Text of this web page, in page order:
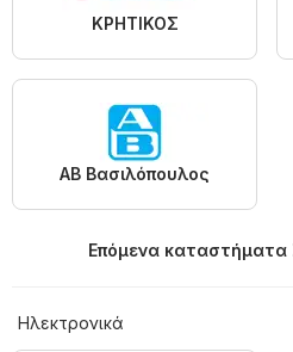
ΚΡΗΤΙΚΟΣ
ΑΒ Βασιλόπουλος
Επόμενα
Hλεκτρονικά